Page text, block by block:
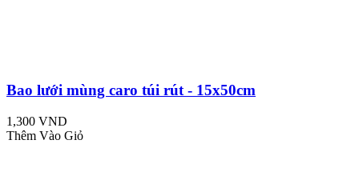
Bao lưới mùng caro túi rút - 15x50cm
1,300 VND
Thêm Vào Giỏ